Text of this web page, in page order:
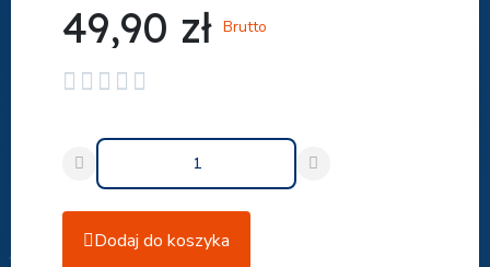
49,90 zł Brutto
    
Dodaj do koszyka